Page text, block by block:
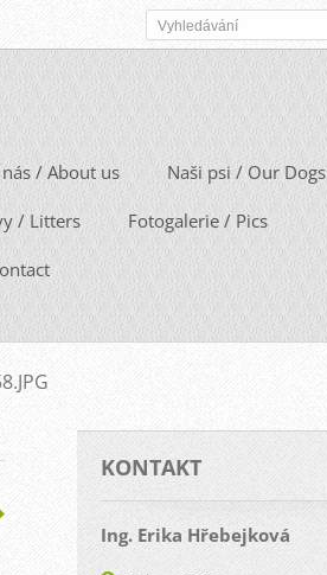
/ About us Naši psi / Our Dogs
/ Litters Fotogalerie / Pics
KONTAKT
Ing. Erika Hřebejková